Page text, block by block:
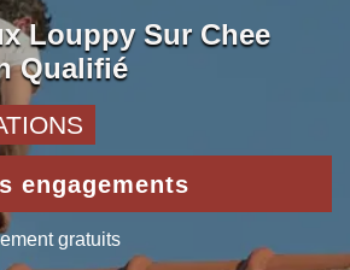
Louppy Sur Chee
Qualifié
engagements
gratuits